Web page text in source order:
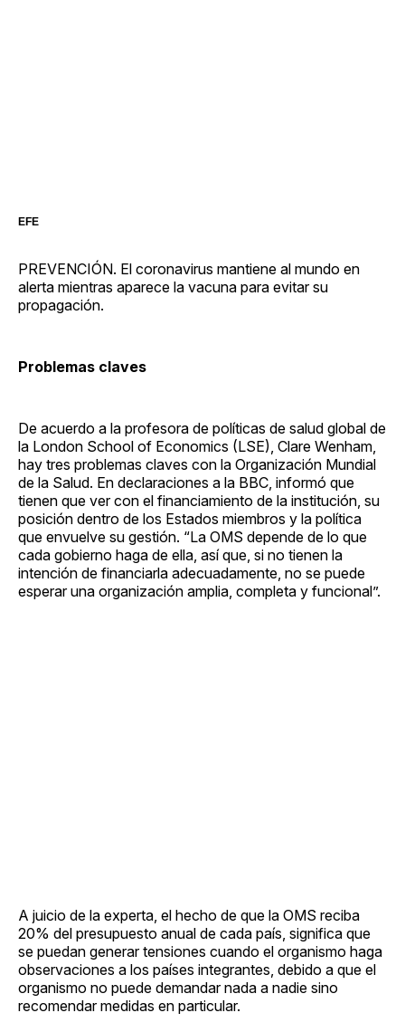
EFE
PREVENCIÓN. El coronavirus mantiene al mundo en
alerta mientras aparece la vacuna para evitar su
propagación.
Problemas claves
De acuerdo a la profesora de políticas de salud global de
la London School of Economics (LSE), Clare Wenham,
hay tres problemas claves con la Organización Mundial
de la Salud. En declaraciones a la BBC, informó que
tienen que ver con el financiamiento de la institución, su
posición dentro de los Estados miembros y la política
que envuelve su gestión. “La OMS depende de lo que
cada gobierno haga de ella, así que, si no tienen la
intención de financiarla adecuadamente, no se puede
esperar una organización amplia, completa y funcional”.
A juicio de la experta, el hecho de que la OMS reciba
20% del presupuesto anual de cada país, significa que
se puedan generar tensiones cuando el organismo haga
observaciones a los países integrantes, debido a que el
organismo no puede demandar nada a nadie sino
recomendar medidas en particular.